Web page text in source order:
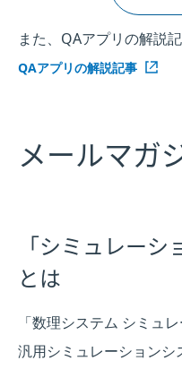
また、QAアプリの解説
QAアプリの解説記事
メールマガ
「シミュレーシ
とは
「数理システム シミュ
汎用シミュレーションシ